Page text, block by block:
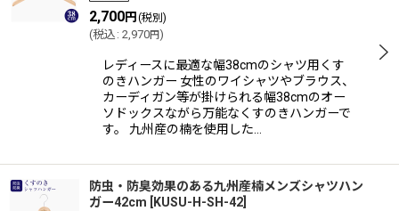
2,700円 (税別)
(税込 : 2,970円)
レディースに最適な幅38cmのシャツ用くす
のきハンガー 女性のワイシャツやブラウス、
カーディガン等が掛けられる幅38cmのオー
ソドックスながら万能なくすのきハンガーで
す。 九州産の楠を使用した…
防虫・防臭効果のある九州産楠メンズシャツハン
ガー42cm
KUSU-H-SH-42